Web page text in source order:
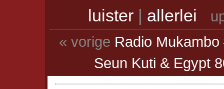
luister| allerlei
« vorige Radio
Seun Kuti & Egypt